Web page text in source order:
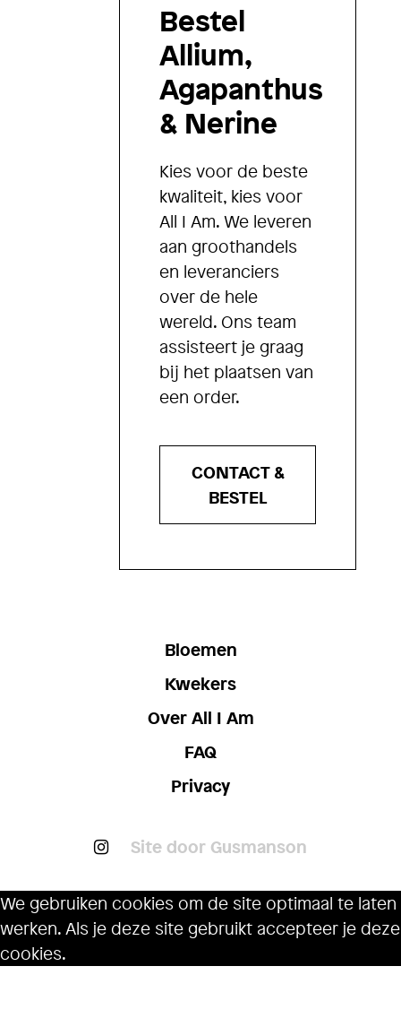
Bestel
Allium,
Agapanthus
& Nerine
Kies voor de beste
kwaliteit, kies voor
All I Am. We leveren
aan groothandels
en leveranciers
over de hele
wereld. Ons team
assisteert je graag
bij het plaatsen van
een order.
CONTACT &
BESTEL
Bloemen
Kwekers
Over All I Am
FAQ
Privacy
Site door Gusmanson
We gebruiken cookies om de site optimaal te laten
werken. Als je deze site gebruikt accepteer je deze
cookies.